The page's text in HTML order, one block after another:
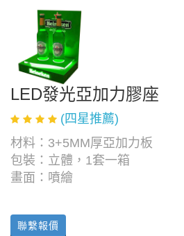
LED發光亞加力膠座
(四星推薦)
材料：3+5MM厚亞加力板
包裝：立體，1套一箱
畫面：噴繪
聯繫報價